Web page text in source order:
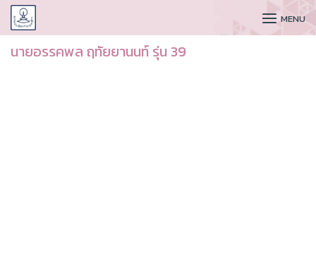
CUDAA MENU
นายอรรคพล ฤทัยยานนท์ รุ่น 39